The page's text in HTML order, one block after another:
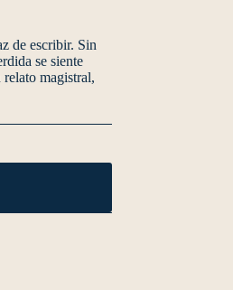
de escribir. Sin
se siente
magistral,